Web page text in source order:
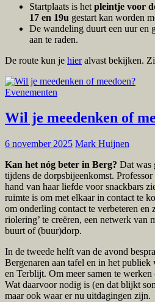
Startplaats is het pleintje voor
17 en 19u gestart kan worden
De wandeling duurt een uur en
aan te raden.
De route kun je hieralvast bekijken.
Evenementen
Wil je meedenken of
6 november 2025 Mark Huijnen
Kan het nóg beter in Berg? Dat was
tijdens de dorpsbijeenkomst. Professor
hand van haar liefde voor snackbars
ruimte is om met elkaar in contact te
om onderling contact te verbeteren en
riolering’ te creëren, een netwerk van
buurt of (buur)dorp.
In de tweede helft van de avond
Bergenaren aan tafel en in het
en Terblijt. Om meer samen te
Wat daarvoor nodig is (en dat blijkt
maar ook waar er nu uitdagingen zijn.